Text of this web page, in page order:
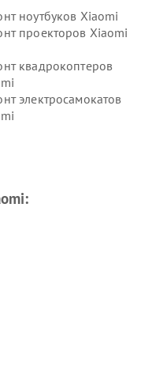
ноутбуков Xiaomi
проекторов Xiaomi
квадрокоптеров
электросамокатов
смарт-часов Xiaomi